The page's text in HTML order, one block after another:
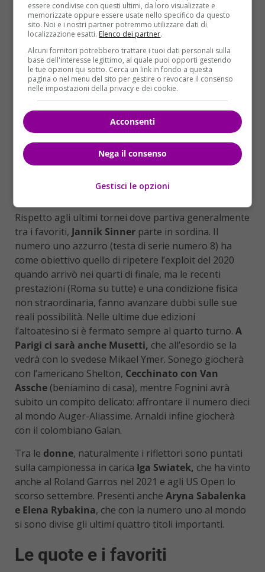
Sinner guida gli italiani
Rispetto agli ultimi tornei dove partiva generalmente
tra i favoriti, Jannik Sinner parte in sordina. Il
numero uno azzurro (testa di serie numero 8) ha
come obiettivo quello di ripetere l’exploit del 2020
quando arrivò nei quarti di finale, ma le recenti
prestazioni (Roma su tutte) e una condizione fisica
non straordinaria, fanno avanzare dubbi sulle sue
reali possibilità. Nelle ultime due edizioni
l’altoatesino si è fermato sempre al quarto turno. A
Parigi ci sarà anche Musetti, che all’esordio se la
vedrà con lo svedese Mikael Ymer. Sonego giocherà
con l’americano Shelton, Cecchinato con Van
Assche (beniamino di casa), mentre Fognini avrà
subito un compito delicato: affrontare il numero dieci
al mondo Auger-Aliassime. Arnaldi infine giocherà
con il colombiano Galan.
Tra le donne, naturalmente i riflettori sono puntati
sulla campionessa in carica Iga Swiatek, che ha vinto
anche al Roland Garros nel 2021 e agli US Open lo
scorso settembre. Presenti anche Aryna Sabalenka
e Elena Rybakina, che con la numero uno al mondo
si sono divise gli ultimi quattro titoli importanti.
Le quote e i favoriti
essere condivise con questi ultimi, da loro visualizzate e
memorizzate oppure essere usate nello specifico da questo
sito. Noi e i nostri partner potremmo utilizzare dati di
localizzazione esatti. Elenco dei partner.
Alcuni fornitori potrebbero trattare i tuoi dati personali sulla
base dell'interesse legittimo, al quale puoi opporti gestendo
le tue opzioni qui sotto. Cerca un link in fondo a questa
pagina o nel menu del sito per gestire o revocare il consenso
nelle impostazioni della privacy e dei cookie.
Acconsenti
Nega il consenso
Gestisci le opzioni